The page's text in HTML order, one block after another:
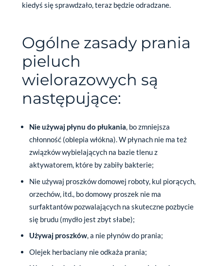
kiedyś się sprawdzało, teraz będzie odradzane.
Ogólne zasady prania
pieluch
wielorazowych są
następujące:
Nie używaj płynu do płukania, bo zmniejsza
chłonność (oblepia włókna). W płynach nie ma też
związków wybielających na bazie tlenu z
aktywatorem, które by zabiły bakterie;
Nie używaj proszków domowej roboty, kul piorących,
orzechów, itd., bo domowy proszek nie ma
surfaktantów pozwalających na skuteczne pozbycie
się brudu (mydło jest zbyt słabe);
Używaj proszków, a nie płynów do prania;
Olejek herbaciany nie odkaża prania;